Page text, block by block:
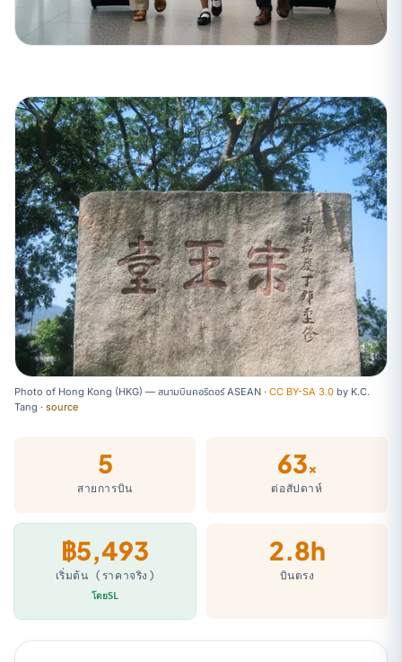
Photo of Hong Kong (HKG) — สนามบินคอริดอร์ ASEAN · CC BY-SA 3.0 by K.C.
Tang · source
5
สายการบิน
63×
ต่อสัปดาห์
฿5,493
เริ่มต้น (ราคาจริง)
โดยSL
2.8h
บินตรง